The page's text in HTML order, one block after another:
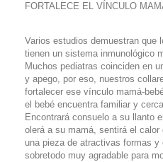
FORTALECE EL VÍNCULO
Varios estudios demuestran que
tienen un sistema inmunológico
Muchos pediatras coinciden en
y apego, por eso, nuestros
fortalecer ese vínculo mamá-
el bebé encuentra familiar y
Encontrará consuelo a su llanto
olerá a su mamá, sentirá el
una pieza de atractivas formas
sobretodo muy agradable para